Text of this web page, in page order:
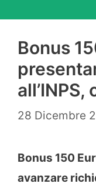
Bonus
28 Dicembre
Bonus 150
avanzare